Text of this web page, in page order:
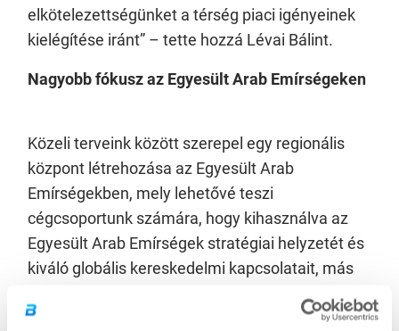
elkötelezettségünket a térség piaci igényeinek
kielégítése iránt” – tette hozzá Lévai Bálint.
Nagyobb fókusz az Egyesült Arab Emírségeken
Közeli terveink között szerepel egy regionális
központ létrehozása az Egyesült Arab
Emírségekben, mely lehetővé teszi
cégcsoportunk számára, hogy kihasználva az
Egyesült Arab Emírségek stratégiai helyzetét és
kiváló globális kereskedelmi kapcsolatait, más
és szolgáljunk ki. Az Emírségek nem csupán a